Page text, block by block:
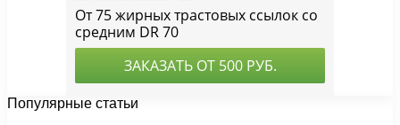
Популярные статьи